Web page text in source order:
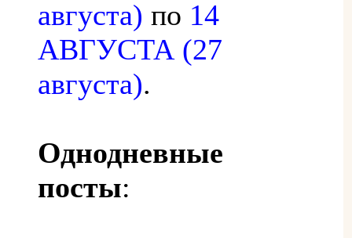
августа) по 14
АВГУСТА (27
августа).
Однодневные
посты: